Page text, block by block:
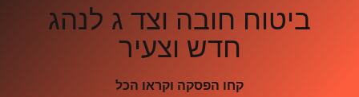
ביטוח חובה וצד ג לנהג
חדש וצעיר
קחו הפסקה וקראו הכל